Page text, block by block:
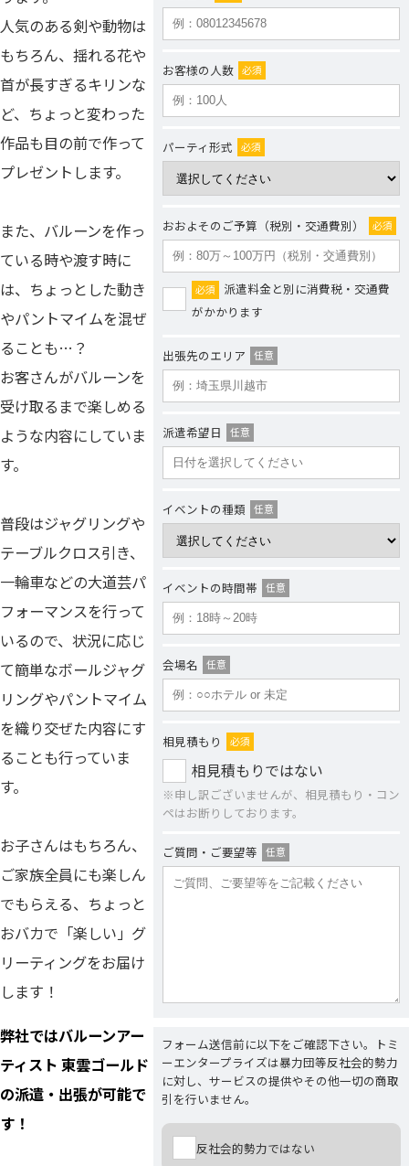
人気のある剣や動物は
もちろん、揺れる花や
首が長すぎるキリンな
ど、ちょっと変わった
作品も目の前で作って
プレゼントします。
また、バルーンを作っ
ている時や渡す時に
は、ちょっとした動き
やパントマイムを混ぜ
ることも…？
お客さんがバルーンを
受け取るまで楽しめる
ような内容にしていま
す。
普段はジャグリングや
テーブルクロス引き、
一輪車などの大道芸パ
フォーマンスを行って
いるので、状況に応じ
て簡単なボールジャグ
リングやパントマイム
を織り交ぜた内容にす
ることも行っていま
す。
お子さんはもちろん、
ご家族全員にも楽しん
でもらえる、ちょっと
おバカで「楽しい」グ
リーティングをお届け
します！
弊社ではバルーンアー
ティスト 東雲ゴールド
の派遣・出張が可能で
す！
お客様の人数 必須
パーティ形式 必須
おおよそのご予算（税別・交通費別） 必須
必須
派遣料金と別に消費税・交通費
がかかります
出張先のエリア 任意
派遣希望日 任意
イベントの種類 任意
イベントの時間帯 任意
会場名 任意
相見積もり 必須
相見積もりではない
※申し訳ございませんが、相見積もり・コン
ペはお断りしております。
ご質問・ご要望等 任意
フォーム送信前に以下をご確認下さい。トミ
ーエンタープライズは暴力団等反社会的勢力
に対し、サービスの提供やその他一切の商取
引を行いません。
反社会的勢力ではない